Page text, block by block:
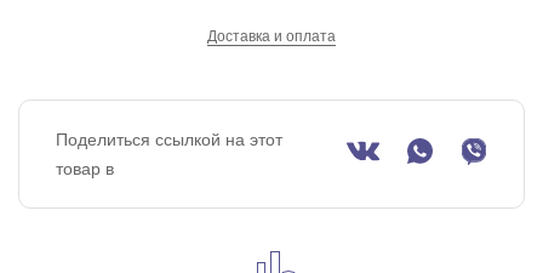
Доставка и оплата
Поделиться ссылкой на этот
товар в